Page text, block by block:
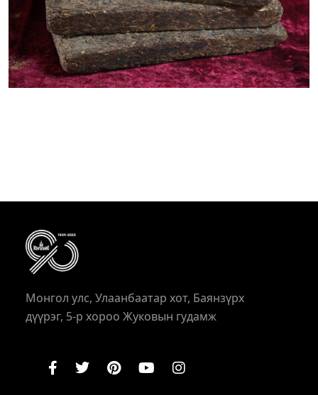
Монгол улс, Улаанбаатар хот, Баянзүрх
дүүрэг, 5-р хороо Жуковын гудамж